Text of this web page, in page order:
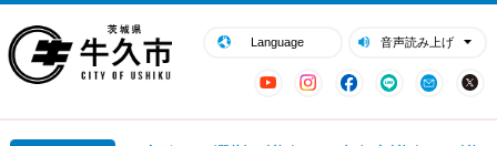
Language 音声読み上げ
YouTubeInstagram
Facebook
LINE Mail
閉じる